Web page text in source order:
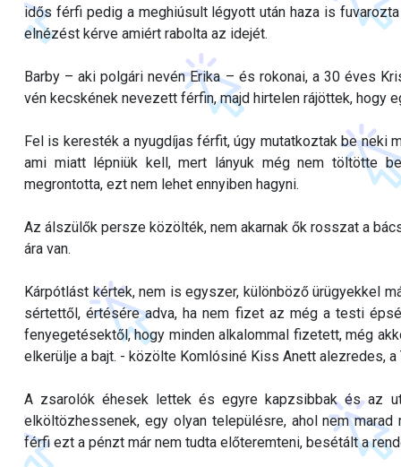
idős férfi pedig a meghiúsult légyott után haza is
elnézést kérve amiért rabolta az idejét.
Barby – aki polgári nevén Erika – és rokonai, a 30 éves
vén kecskének nevezett férfin, majd hirtelen rájöttek, hogy
Fel is keresték a nyugdíjas férfit, úgy mutatkoztak be neki
ami miatt lépniük kell, mert lányuk még nem töltötte
megrontotta, ezt nem lehet ennyiben hagyni.
Az álszülők persze közölték, nem akarnak ők rosszat a
ára van.
Kárpótlást kértek, nem is egyszer, különböző ürügyekkel
sértettől, értésére adva, ha nem fizet az még a testi
fenyegetésektől, hogy minden alkalommal fizetett, még
elkerülje a bajt. - közölte Komlósiné Kiss Anett alezredes,
A zsarolók éhesek lettek és egyre kapzsibbak és az
elköltözhessenek, egy olyan településre, ahol nem
férfi ezt a pénzt már nem tudta előteremteni, besétált a